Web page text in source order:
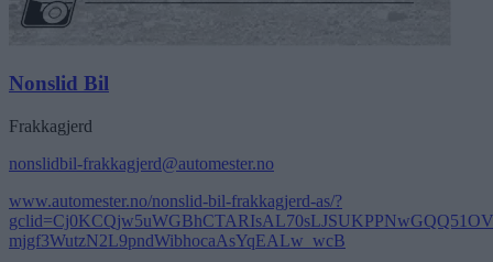
Nonslid Bil
Frakkagjerd
nonslidbil-frakkagjerd@automester.no
www.automester.no/nonslid-bil-frakkagjerd-as/?
mjgf3WutzN2L9pndWibhocaAsYqEALw_wcB